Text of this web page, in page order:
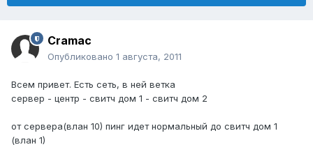
Cramac
Опубликовано 1 августа, 2011
Всем привет. Есть сеть, в ней ветка
сервер - центр - свитч дом 1 - свитч дом 2
от сервера(влан 10) пинг идет нормальный до свитч дом 1
(влан 1)